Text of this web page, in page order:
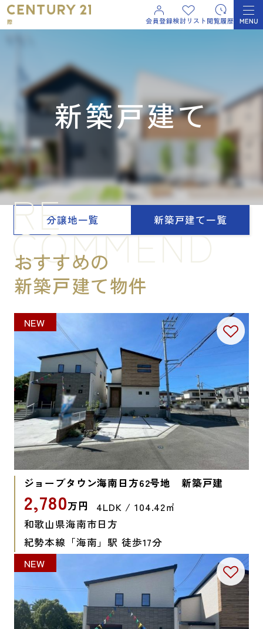
新築戸建て
分譲地一覧 新築戸建て一覧
おすすめの
新築戸建て物件
RE
COMMEND
NEW
ジョーブタウン海南日方62号地 新築戸建
2,780万円
4LDK / 104.42㎡
和歌山県海南市日方
紀勢本線「海南」駅 徒歩17分
NEW